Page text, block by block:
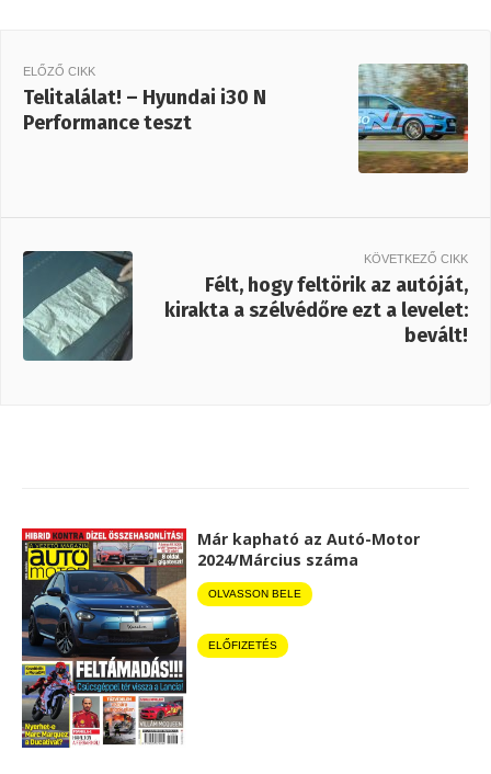
ELŐZŐ CIKK
Telitalálat! – Hyundai i30 N
Performance teszt
KÖVETKEZŐ CIKK
Félt, hogy feltörik az autóját,
kirakta a szélvédőre ezt a levelet:
bevált!
Már kapható az Autó-Motor
2024/Március száma
OLVASSON BELE
ELŐFIZETÉS